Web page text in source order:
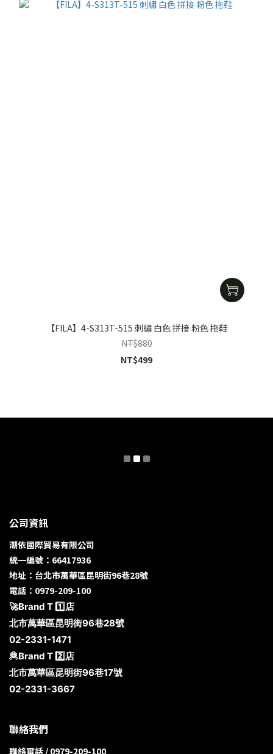
【FILA】4-S313T-515 刺繡 白色 拼接 粉色 拖鞋
NT$880
NT$499
公司資訊
潮依國際貿易有限公司
統一編號：66417936
地址：台北市萬華區昆明街96巷28號
電話：0979-209-100
🚀Brand T 1️⃣店
北市萬華區昆明街96巷28號
02-2331-1471
🦧Brand T 2️⃣店
北市萬華區昆明街96巷17號
02-2331-3667
聯絡我們
聯絡電話 / 0979-209-100